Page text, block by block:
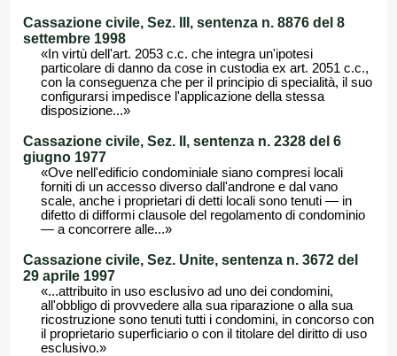
Cassazione civile, Sez. III, sentenza n. 8876 del 8
settembre 1998
«In virtù dell'art. 2053 c.c. che integra un'ipotesi
particolare di danno da cose in custodia ex art. 2051 c.c.,
con la conseguenza che per il principio di specialità, il suo
configurarsi impedisce l'applicazione della stessa
disposizione...»
Cassazione civile, Sez. II, sentenza n. 2328 del 6
giugno 1977
«Ove nell'edificio condominiale siano compresi locali
forniti di un accesso diverso dall'androne e dal vano
scale, anche i proprietari di detti locali sono tenuti — in
difetto di difformi clausole del regolamento di condominio
— a concorrere alle...»
Cassazione civile, Sez. Unite, sentenza n. 3672 del
29 aprile 1997
«...attribuito in uso esclusivo ad uno dei condomini,
all'obbligo di provvedere alla sua riparazione o alla sua
ricostruzione sono tenuti tutti i condomini, in concorso con
il proprietario superficiario o con il titolare del diritto di uso
esclusivo.»